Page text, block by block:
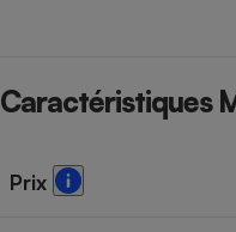
Caractéristiques
Prix